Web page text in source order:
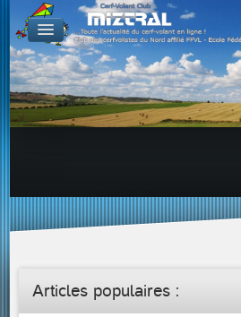
De par le monde
GALERIES
Galerie Photo
Galerie KAP
Galerie Vidéo
Proposer un lien sur votre site Web
Proposer un nouveau lien !
Articles populaires :